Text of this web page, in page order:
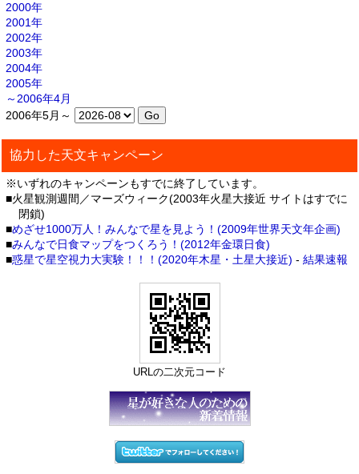
2000年
2001年
2002年
2003年
2004年
2005年
～2006年4月
2006年5月～
協力した天文キャンペーン
※いずれのキャンペーンもすでに終了しています。
■火星観測週間／マーズウィーク(2003年火星大接近 サイトはすでに
閉鎖)
■めざせ1000万人！みんなで星を見よう！(2009年世界天文年企画)
■みんなで日食マップをつくろう！(2012年金環日食)
■惑星で星空視力大実験！！！(2020年木星・土星大接近) - 結果速報
URLの二次元コード